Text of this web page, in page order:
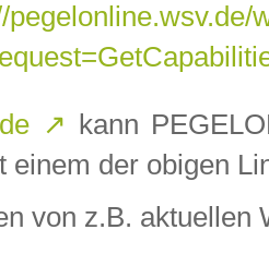
↗ kann
einem der obigen
von z.B. aktuellen